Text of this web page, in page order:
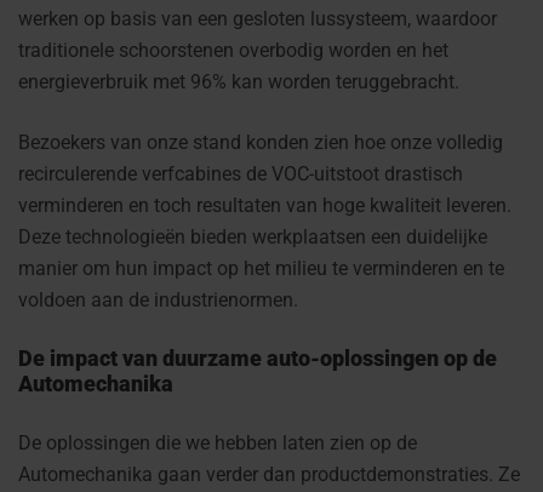
werken op basis van een gesloten lussysteem, waardoor
traditionele schoorstenen overbodig worden en het
energieverbruik met 96% kan worden teruggebracht.
Bezoekers van onze stand konden zien hoe onze volledig
recirculerende verfcabines de VOC-uitstoot drastisch
verminderen en toch resultaten van hoge kwaliteit leveren.
Deze technologieën bieden werkplaatsen een duidelijke
manier om hun impact op het milieu te verminderen en te
voldoen aan de industrienormen.
De impact van duurzame auto-oplossingen op de
Automechanika
De oplossingen die we hebben laten zien op de
Automechanika gaan verder dan productdemonstraties. Ze